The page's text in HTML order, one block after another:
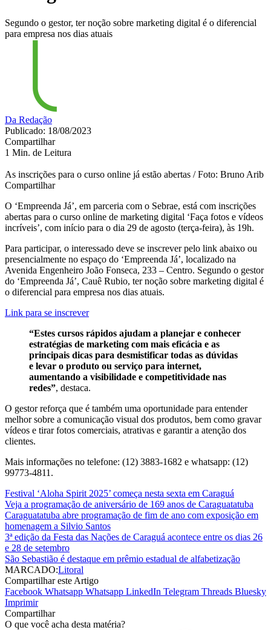
Segundo o gestor, ter noção sobre marketing digital é o diferencial
para empresa nos dias atuais
Da Redação
Publicado: 18/08/2023
Compartilhar
1 Min. de Leitura
As inscrições para o curso online já estão abertas / Foto: Bruno Arib
Compartilhar
O ‘Empreenda Já’, em parceria com o Sebrae, está com inscrições
abertas para o curso online de marketing digital ‘Faça fotos e vídeos
incríveis’, com início para o dia 29 de agosto (terça-feira), às 19h.
Para participar, o interessado deve se inscrever pelo link abaixo ou
presencialmente no espaço do ‘Empreenda Já’, localizado na
Avenida Engenheiro João Fonseca, 233 – Centro. Segundo o gestor
do ‘Empreenda Já’, Cauê Rubio, ter noção sobre marketing digital é
o diferencial para empresa nos dias atuais.
Link para se inscrever
“Estes cursos rápidos ajudam a planejar e conhecer
estratégias de marketing com mais eficácia e as
principais dicas para desmistificar todas as dúvidas
e levar o produto ou serviço para internet,
aumentando a visibilidade e competitividade nas
redes”, destaca.
O gestor reforça que é também uma oportunidade para entender
melhor sobre a comunicação visual dos produtos, bem como gravar
vídeos e tirar fotos comerciais, atrativas e garantir a atenção dos
clientes.
Mais informações no telefone: (12) 3883-1682 e whatsapp: (12)
99773-4811.
Festival ‘Aloha Spirit 2025’ começa nesta sexta em Caraguá
Veja a programação de aniversário de 169 anos de Caraguatatuba
Caraguatatuba abre programação de fim de ano com exposição em
homenagem a Silvio Santos
3ª edição da Festa das Nações de Caraguá acontece entre os dias 26
e 28 de setembro
São Sebastião é destaque em prêmio estadual de alfabetização
MARCADO:Litoral
Compartilhar este Artigo
Facebook Whatsapp Whatsapp LinkedIn Telegram Threads Bluesky
Imprimir
Compartilhar
O que você acha desta matéria?